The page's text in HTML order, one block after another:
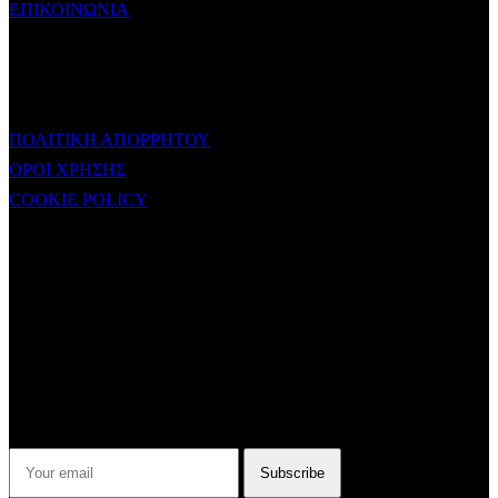
ΕΠΙΚΟΙΝΩΝΙΑ
ΠΟΛΙΤΙΚΗ ΑΠΟΡΡΗΤΟΥ
ΟΡΟΙ ΧΡΗΣΗΣ
COOKIE POLICY